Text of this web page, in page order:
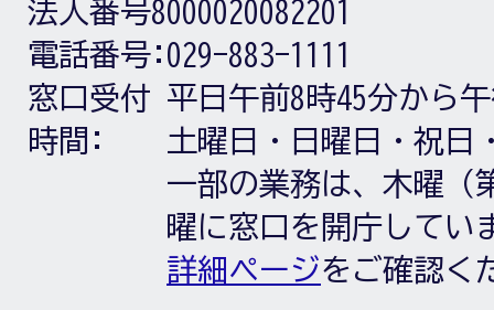
法人番号8000020082201
電話番号: 029-883-1111
窓口受付
時間:
平日午前8時45分から
土曜日・日曜日・祝日
一部の業務は、木曜（
曜に窓口を開庁してい
詳細ページをご確認く